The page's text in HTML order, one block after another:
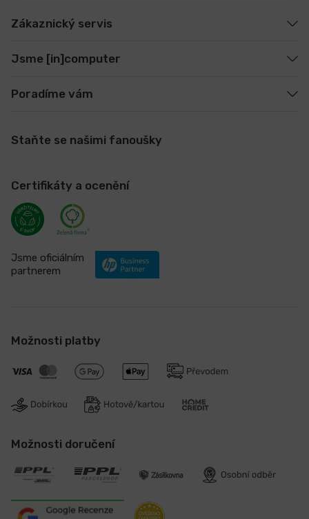
Zákaznický servis
Jsme [in]computer
Poradíme vám
Staňte se našimi fanoušky
Certifikáty a ocenění
Jsme oficiálním
partnerem
Možnosti platby
Možnosti doručení